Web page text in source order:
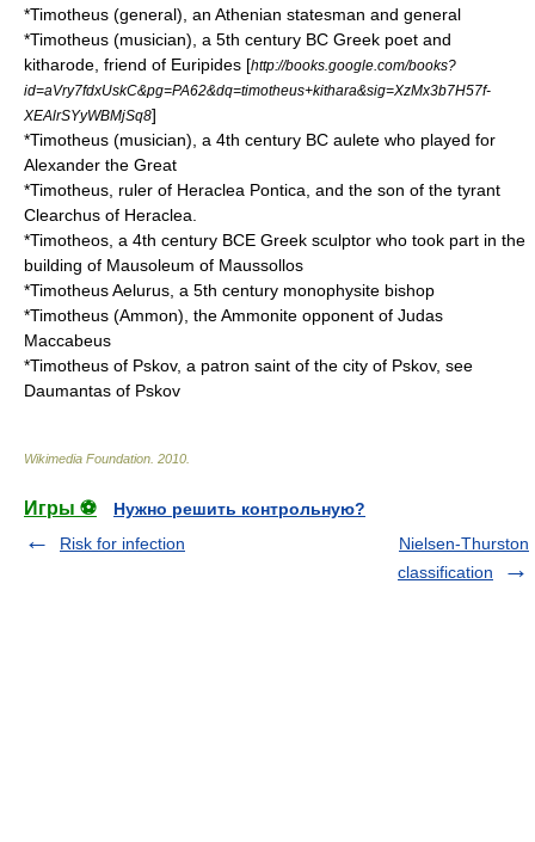
*Timotheus (general) , an Athenian statesman and general
*Timotheus (musician) , a 5th century BC Greek poet and
kitharode , friend of Euripides [http://books.google.com/books?
id=aVry7fdxUskC&pg=PA62&dq=timotheus+kithara&sig=XzMx3b7H57f-
XEAlrSYyWBMjSq8]
*Timotheus (musician) , a 4th century BC aulete who played for
Alexander the Great
*Timotheus, ruler of Heraclea Pontica , and the son of the tyrant
Clearchus of Heraclea
*Timotheos , a 4th century BCE Greek sculptor who took part in the
building of Mausoleum of Maussollos
*Timotheus Aelurus , a 5th century monophysite bishop
*Timotheus (Ammon) , the Ammonite opponent of Judas
Maccabeus
*Timotheus of Pskov, a patron saint of the city of Pskov, see
Daumantas of Pskov
Wikimedia Foundation 2010
Игры ⚽
Нужно решить контрольную?
Risk for infection
Nielsen-Thurston
classification